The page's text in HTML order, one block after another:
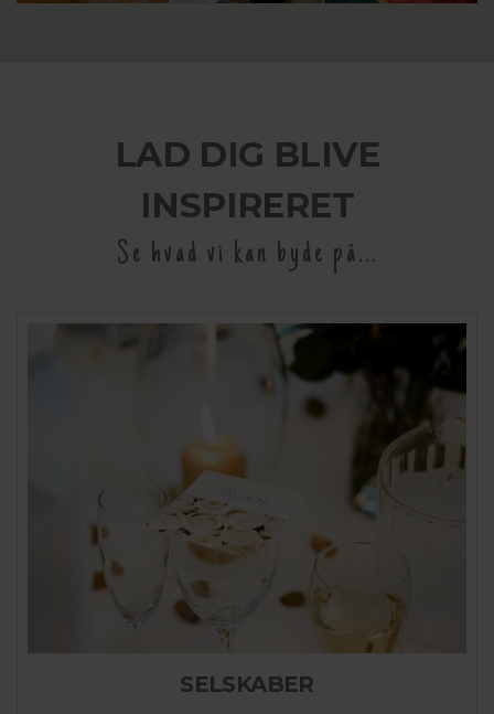
LAD DIG BLIVE
INSPIRERET
Se hvad vi kan byde på...
SELSKABER